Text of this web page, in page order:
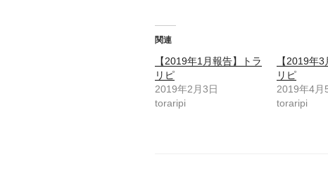
て
t
t
e
r
で
共
有
共
有
る
に
関連
【2019年1月報告】トラ
リピ
2019年2月3日
toraripi
【2019年
リピ
2019年4月
toraripi